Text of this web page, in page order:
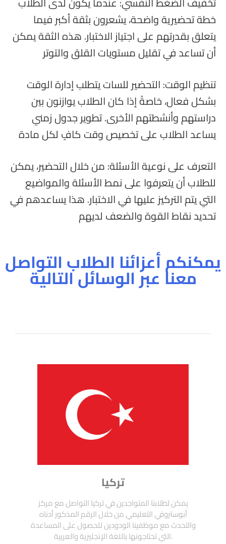
تخفيف الضغط النفسي: عندما يكون لدى الطلاب
خطة تحضيرية واضحة، يشعرون بثقة أكبر فيما
يتعلق بقدرتهم على اجتياز الاختبار. هذه الثقة يمكن
أن تساعد في تقليل مستويات القلق والتوتر
تنظيم الوقت: التحضير للسات يتطلب إدارة الوقت
بشكل فعال، خاصةً إذا كان الطلاب يوازنون بين
دراستهم وأنشطتهم الأخرى. تطوير جدول زمني
يساعد الطلاب على تخصيص وقت كافٍ لكل مادة
التعرف على نوعية الأسئلة: من خلال التحضير، يمكن
للطلاب أن يتعرفوا على نمط الأسئلة والمواضيع
التي يتم التركيز عليها في الاختبار. هذا يساعدهم في
تحديد نقاط القوة والضعف لديهم
يمكنكم أعزائنا الطلاب التواصل
معنا عبر الوسائل التالية
تركيا
يمكن لطلابنا المتواجدين في تركيا التواصل مع مركز
أبوستروفي التعليمي من خلال الرقم المذكور أدناه
والتحدث مع موظفينا الودودين للحصول على المساعدة
التي تحتاجونها باللغة الإنجليزية والعربية.